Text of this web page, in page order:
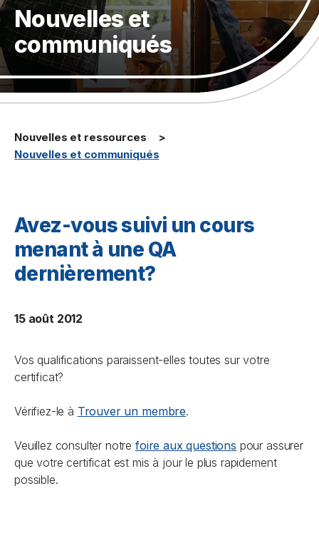
Nouvelles et
communiqués
Nouvelles et ressources
Nouvelles et communiqués
Avez-vous suivi un cours
menant à une QA
dernièrement?
15 août 2012
Vos qualifications paraissent-elles toutes sur votre
certificat?
Vérifiez-le à Trouver un membre.
Veuillez consulter notre foire aux questions pour assurer
que votre certificat est mis à jour le plus rapidement
possible.